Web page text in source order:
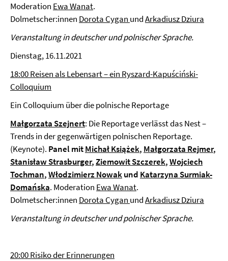
Moderation Ewa Wanat.
Dolmetscher:innen Dorota Cygan undArkadiusz Dziura
Veranstaltung in deutscher und polnischer Sprache.
Dienstag, 16.11.2021
18:00 Reisen als Lebensart – ein Ryszard-Kapuściński-
Colloquium
Ein Colloquium über die polnische Reportage
Małgorzata Szejnert: Die Reportage verlässt das Nest –
Trends in der gegenwärtigen polnischen Reportage.
(Keynote). Panel mitMichał Książek, Małgorzata Rejmer,
Stanisław Strasburger,Ziemowit Szczerek,Wojciech
Tochman,Włodzimierz Nowakund Katarzyna Surmiak-
Domańska. Moderation Ewa Wanat.
Dolmetscher:innen Dorota Cygan undArkadiusz Dziura
Veranstaltung in deutscher und polnischer Sprache.
20:00 Risiko der Erinnerungen